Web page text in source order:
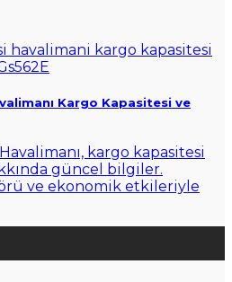
Kargo Kapasitesi ve
kargo kapasitesi
güncel bilgiler.
ve ekonomik etkileriyle